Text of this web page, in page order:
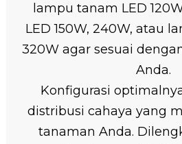
lampu tanam LED
LED 150W, 240W, atau
320W agar sesuai
Anda.
Konfigurasi
distribusi cahaya yang
tanaman Anda.